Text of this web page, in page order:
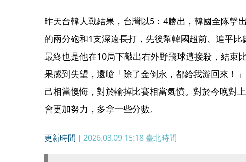
昨天台韓大戰結果，台灣以5：4勝出，韓國全隊擊
的兩分砲和1支深遠長打，先後幫韓國超前、追平
最終也是他在10局下敲出右外野飛球遭接殺，結束
果感到失望，還嗆「除了金倒永，都給我游回來！
己相當懊悔，對於輸掉比賽相當氣憤。對於今晚對
會更加努力，多拿一些分數。
更新時間｜ 2026.03.09 15:18臺北時間